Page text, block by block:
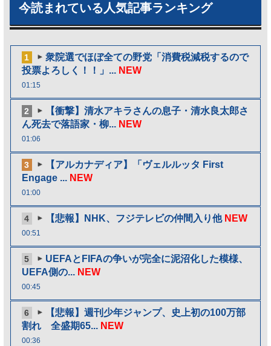
今読まれている人気記事ランキング
1
衆院選でほぼ全ての野党「消費税減税するので
投票よろしく！！」... NEW
01:15
2
【衝撃】清水アキラさんの息子・清水良太郎さ
ん死去で落語家・柳... NEW
01:06
3
【アルカナディア】「ヴェルルッタ First
Engage ... NEW
01:00
4 【悲報】NHK、フジテレビの仲間入り他 NEW
00:51
5
UEFAとFIFAの争いが完全に泥沼化した模様、
UEFA側の... NEW
00:45
6
【悲報】週刊少年ジャンプ、史上初の100万部
割れ 全盛期65... NEW
00:36